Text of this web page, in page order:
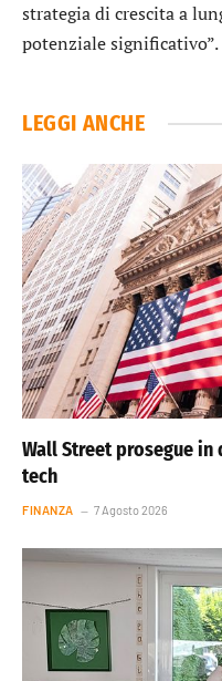
strategia di crescita a
potenziale significativo”.
LEGGI ANCHE
Wall Street prosegue
tech
FINANZA 7 Agosto 2026